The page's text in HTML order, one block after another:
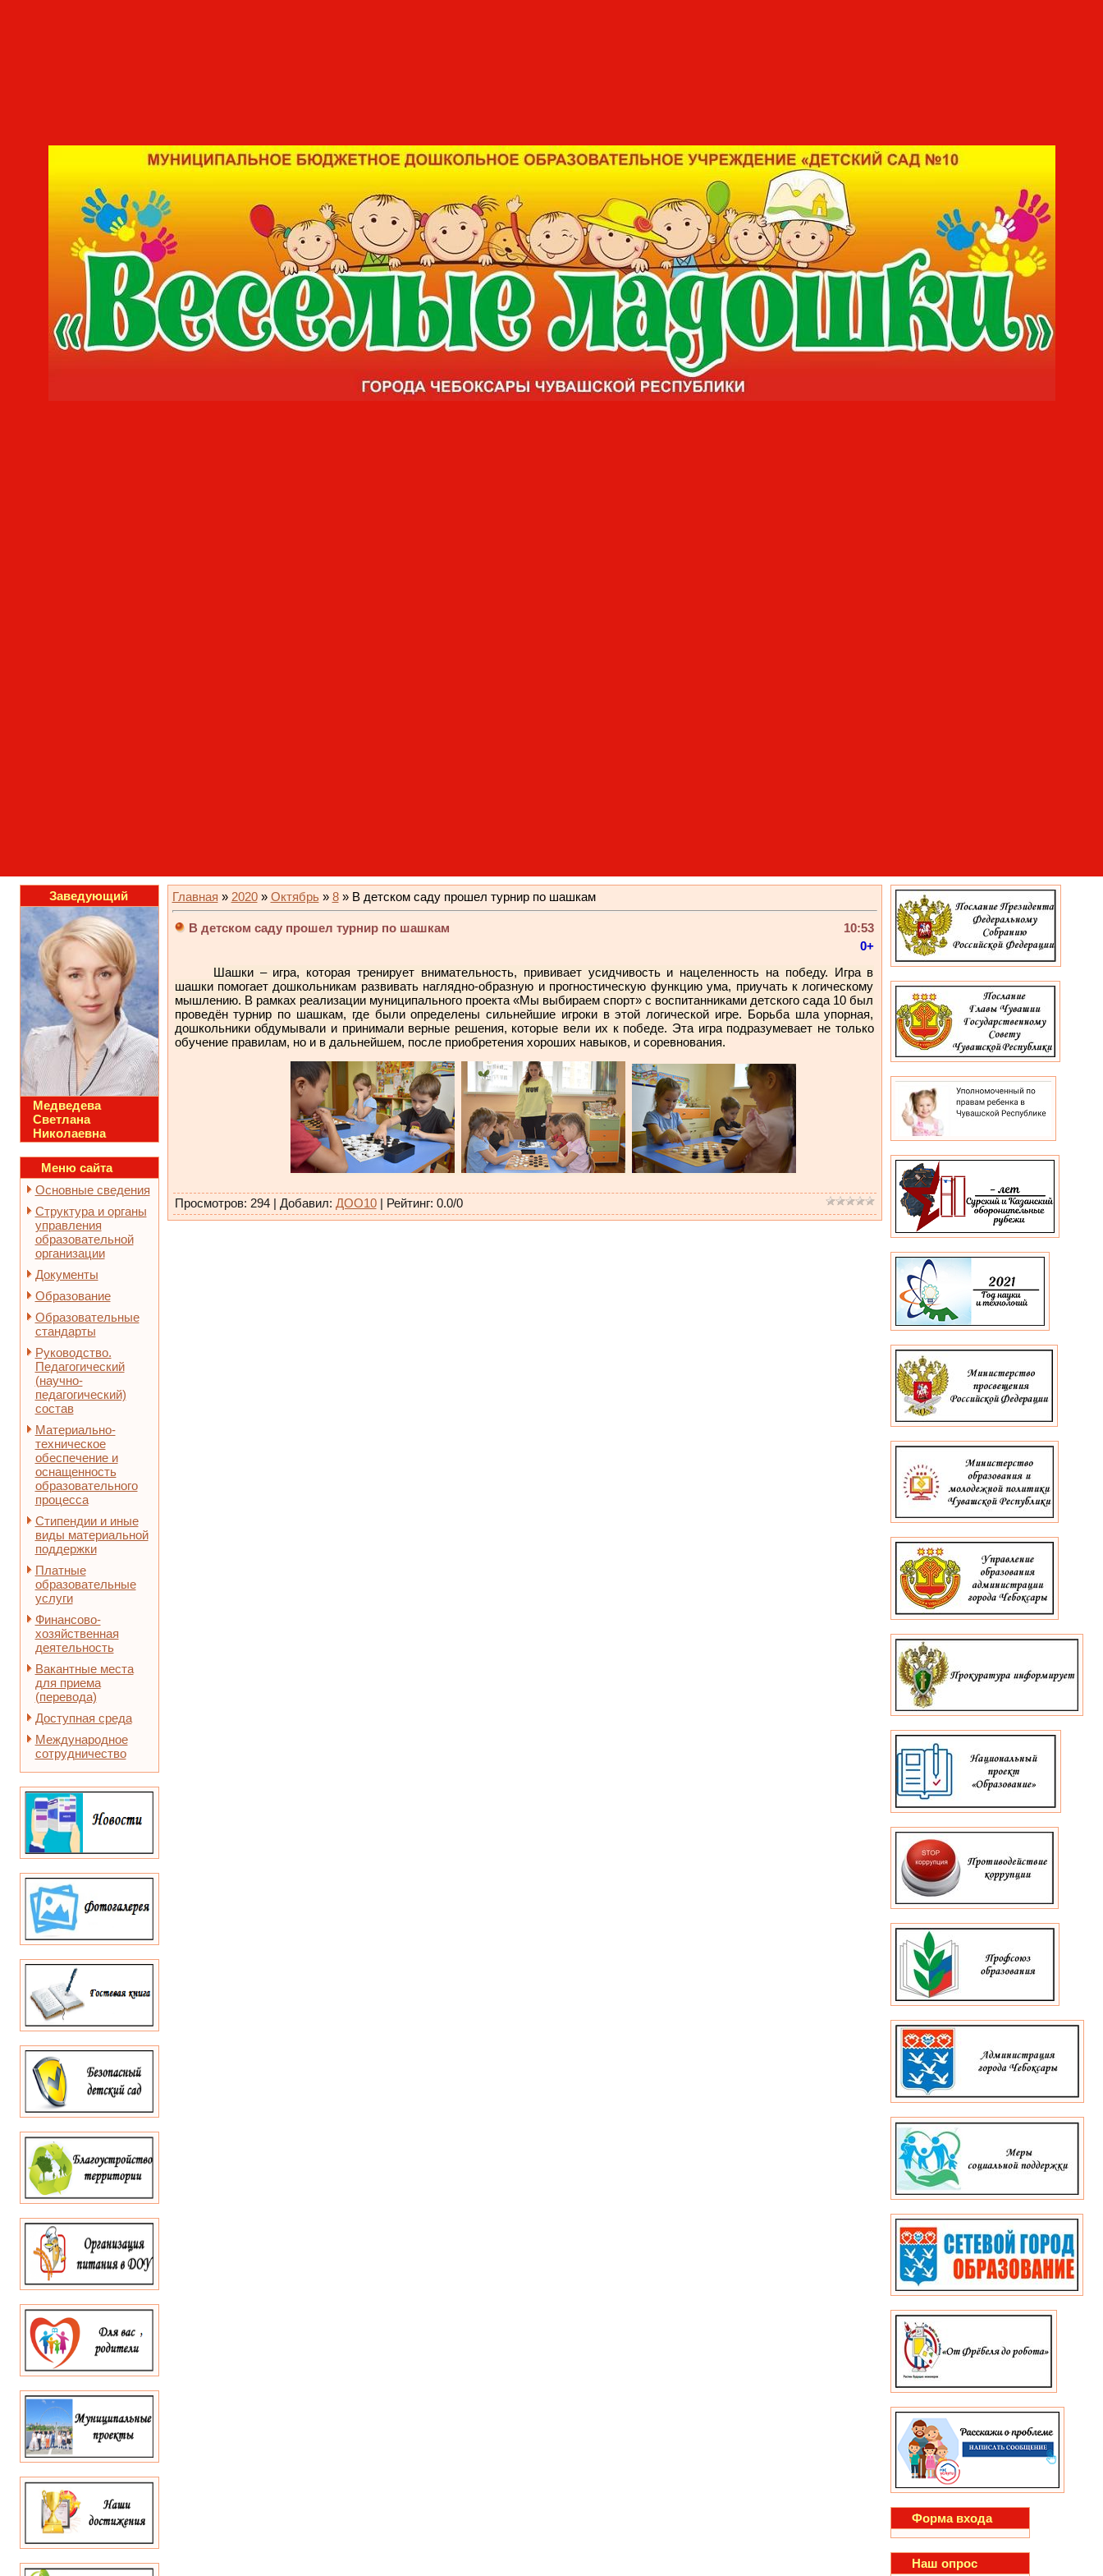
Заведующий
Медведева
Светлана
Николаевна
Меню сайта
Основные сведения
Структура и органы
управления
образовательной
организации
Документы
Образование
Образовательные
стандарты
Руководство.
Педагогический
(научно-
педагогический)
состав
Материально-
техническое
обеспечение и
оснащенность
образовательного
процесса
Стипендии и иные
виды материальной
поддержки
Платные
образовательные
услуги
Финансово-
хозяйственная
деятельность
Вакантные места
для приема
(перевода)
Доступная среда
Международное
сотрудничество
Главная » 2020 » Октябрь » 8» В детском саду прошел турнир по шашкам
10:53
В детском саду прошел турнир по шашкам
0+
Шашки – игра, которая тренирует внимательность, прививает усидчивость и нацеленность на победу. Игра в
шашки помогает дошкольникам развивать наглядно-образную и прогностическую функцию ума, приучать к логическому
мышлению. В рамках реализации муниципального проекта «Мы выбираем спорт» с воспитанниками детского сада 10 был
проведён турнир по шашкам, где были определены сильнейшие игроки в этой логической игре. Борьба шла упорная,
дошкольники обдумывали и принимали верные решения, которые вели их к победе. Эта игра подразумевает не только
обучение правилам, но и в дальнейшем, после приобретения хороших навыков, и соревнования.
Просмотров: 294| Добавил: ДОО10 | Рейтинг: 0.0/0
Форма входа
Наш опрос